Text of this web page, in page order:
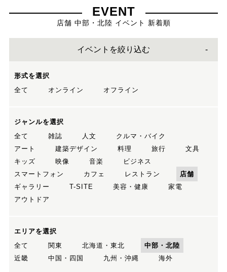
EVENT
店舗 中部・北陸 イベント 新着順
イベントを絞り込む
形式を選択
全て
オンライン オフライン
ジャンルを選択
全て
雑誌 人文
クルマ・バイク
アート
建築デザイン 料理 旅行
文具
キッズ
映像 音楽
ビジネス
スマートフォン
カフェ レストラン
店舗
ギャラリー
T-SITE 美容・健康
家電
アウトドア
エリアを選択
全て
関東 北海道・東北
中部・北陸
近畿
中国・四国 九州・沖縄 海外